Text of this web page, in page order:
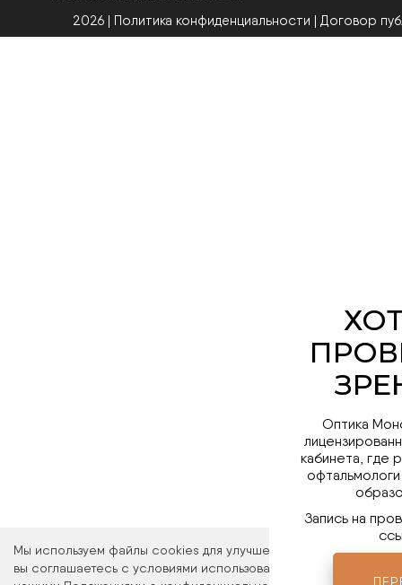
Мы используем файлы cookies для улучшения работы сайта.
вы соглашаетесь с условиями использования файлов cookies.
2026 | Политика конфиденциальности | Договор
Оптика
кабинета, где
Запись на